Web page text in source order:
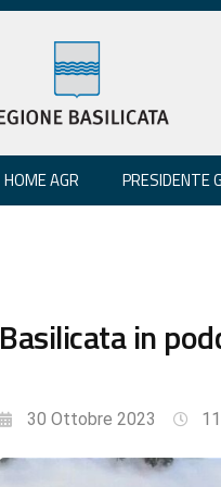
HOME AGR PRESIDENTE
Basilicata in
30 Ottobre 2023